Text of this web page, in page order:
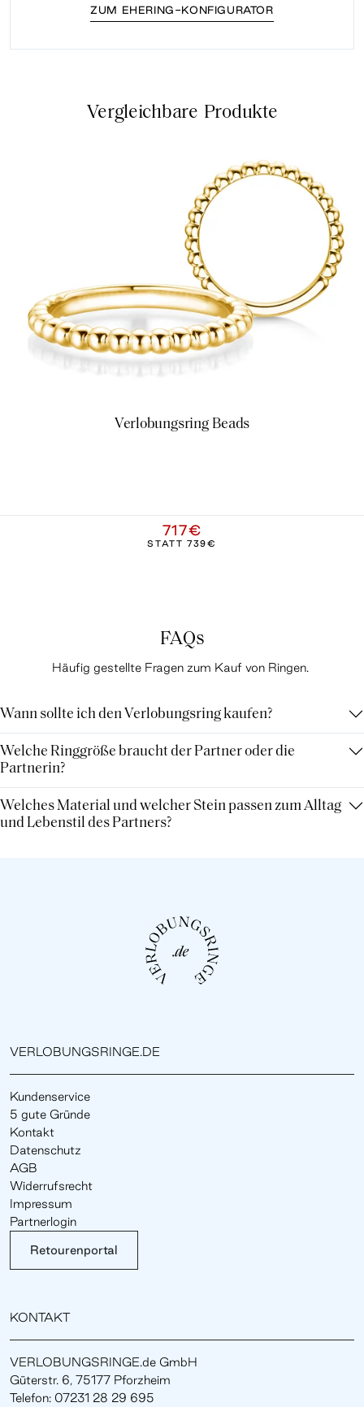
ZUM EHERING-KONFIGURATOR
Vergleichbare Produkte
Verlobungsring Beads
717€
STATT739€
FAQs
Häufig gestellte Fragen zum Kauf von Ringen.
Wann sollte ich den Verlobungsring kaufen?
Welche Ringgröße braucht der Partner oder die
Partnerin?
Welches Material und welcher Stein passen zum Alltag
und Lebenstil des Partners?
VERLOBUNGSRINGE.DE
Kundenservice
5 gute Gründe
Kontakt
Datenschutz
AGB
Widerrufsrecht
Impressum
Partnerlogin
Retourenportal
KONTAKT
VERLOBUNGSRINGE.de GmbH
Güterstr. 6, 75177 Pforzheim
Telefon: 07231 28 29 695